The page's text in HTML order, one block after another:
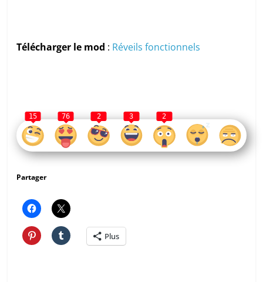
Télécharger le mod : Réveils fonctionnels
15 76 2 3 2
Partager
Plus